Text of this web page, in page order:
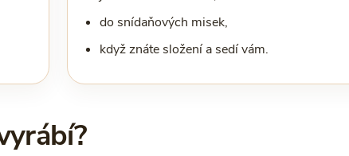
do snídaňových misek,
když znáte složení a sedí vám.